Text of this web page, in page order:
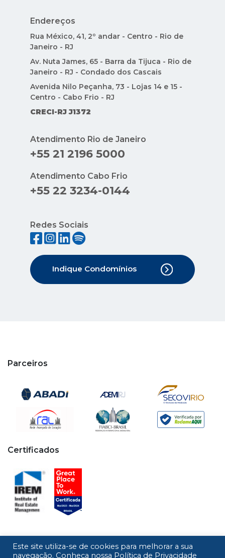
Endereços
Rua México, 41, 2º andar - Centro - Rio de
Janeiro - RJ
Av. Nuta James, 65 - Barra da Tijuca - Rio de
Janeiro - RJ - Condado dos Cascais
Avenida Nilo Peçanha, 73 - Lojas 14 e 15 -
Centro - Cabo Frio - RJ
CRECI-RJ J1372
Atendimento Rio de Janeiro
+55 21 2196 5000
Atendimento Cabo Frio
+55 22 3234-0144
Redes Sociais
Indique Condomínios
Parceiros
Certificados
Copyright © 2020 - 2026 Cipa. Todos os direitos
Este site utiliza-se de cookies para melhorar a sua
navegação. Conheça nossa Política de Privacidade